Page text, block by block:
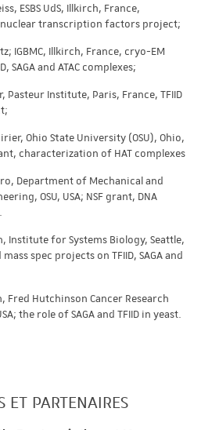
ESBS UdS, Illkirch, France,
transcription factors project;
IGBMC, Illkirch, France, cryo-EM
SAGA and ATAC complexes;
Pasteur Institute, Paris, France, TFIID
Ohio State University (OSU), Ohio,
characterization of HAT complexes
Department of Mechanical and
OSU, USA; NSF grant, DNA
Institute for Systems Biology, Seattle,
mass spec projects on TFIID, SAGA and
Fred Hutchinson Cancer Research
the role of SAGA and TFIID in yeast.
ET PARTENAIRES